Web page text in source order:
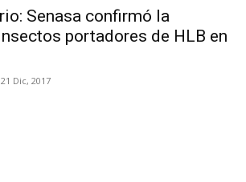
Senasa confirmó la
portadores de HLB en
21 Dic, 2017